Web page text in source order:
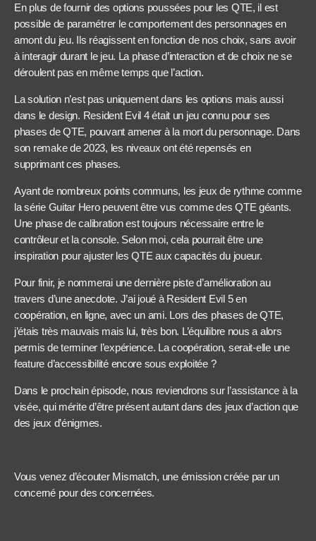
En plus de fournir des options poussées pour les QTE, il est
possible de paramétrer le comportement des personnages en
amont du jeu. Ils réagissent en fonction de nos choix, sans avoir
à interagir durant le jeu. La phase d’interaction et de choix ne se
déroulent pas en même temps que l’action.
La solution n’est pas uniquement dans les options mais aussi
dans le design. Resident Evil 4 était un jeu connu pour ses
phases de QTE, pouvant amener à la mort du personnage. Dans
son remake de 2023, les niveaux ont été repensés en
supprimant ces phases.
Ayant de nombreux points communs, les jeux de rythme comme
la série Guitar Hero peuvent être vus comme des QTE géants.
Une phase de calibration est toujours nécessaire entre le
contrôleur et la console. Selon moi, cela pourrait être une
inspiration pour ajuster les QTE aux capacités du joueur.
Pour finir, je nommerai une dernière piste d’amélioration au
travers d’une anecdote. J’ai joué à Resident Evil 5 en
coopération, en ligne, avec un ami. Lors des phases de QTE,
j’étais très mauvais mais lui, très bon. L’équilibre nous a alors
permis de terminer l’expérience. La coopération, serait-elle une
feature d’accessibilité encore sous exploitée ?
Dans le prochain épisode, nous reviendrons sur l’assistance à la
visée, qui mérite d’être présent autant dans des jeux d’action que
des jeux d’énigmes.
Vous venez d’écouter Mismatch, une émission créée par un
concerné pour des concernées.